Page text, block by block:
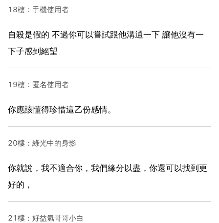
18樓：手機使用者
自殺是假的 不過你可以嘗試跟他溝通一下 讓他沒有一
下子感到絕望
19樓：匿名使用者
你應該懂得珍惜這乙份感情。
20樓：綠光中的身影
你就說，我不適合你，我們緣分以盡，你還可以找到更
好的，
21樓：好益氫哥哥小白